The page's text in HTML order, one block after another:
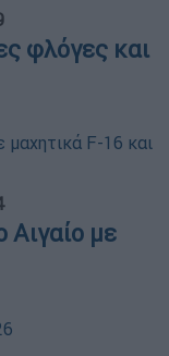
φλόγες και
Αιγαίο με